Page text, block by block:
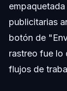
publicitarias
botón de
rastreo fue lo
flujos de